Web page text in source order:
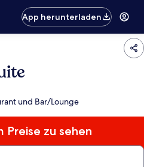
App herunterladen
und Bar/Lounge
Preise zu sehen